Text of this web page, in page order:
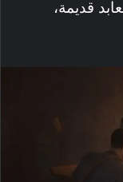
قديمة،